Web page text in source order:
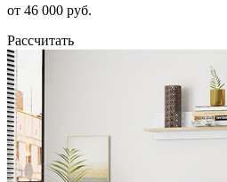
от 46 000 руб.
Рассчитать